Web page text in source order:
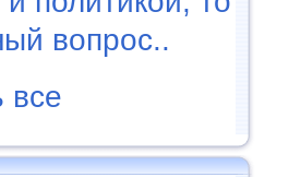
вопрос..
все